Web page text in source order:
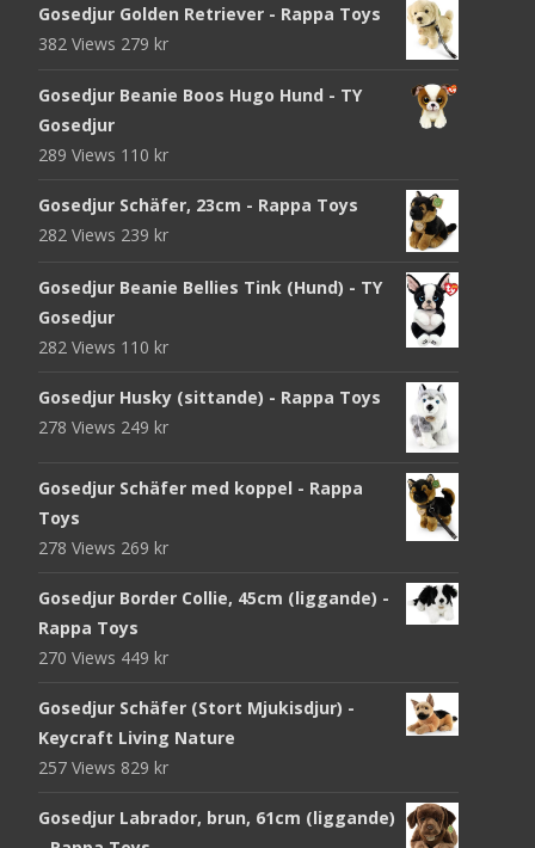
Gosedjur Golden Retriever - Rappa Toys
382 Views 279 kr
Gosedjur Beanie Boos Hugo Hund - TY
Gosedjur
289 Views 110 kr
Gosedjur Schäfer, 23cm - Rappa Toys
282 Views 239 kr
Gosedjur Beanie Bellies Tink (Hund) - TY
Gosedjur
282 Views 110 kr
Gosedjur Husky (sittande) - Rappa Toys
278 Views 249 kr
Gosedjur Schäfer med koppel - Rappa
Toys
278 Views 269 kr
Gosedjur Border Collie, 45cm (liggande) -
Rappa Toys
270 Views 449 kr
Gosedjur Schäfer (Stort Mjukisdjur) -
Keycraft Living Nature
257 Views 829 kr
Gosedjur Labrador, brun, 61cm (liggande)